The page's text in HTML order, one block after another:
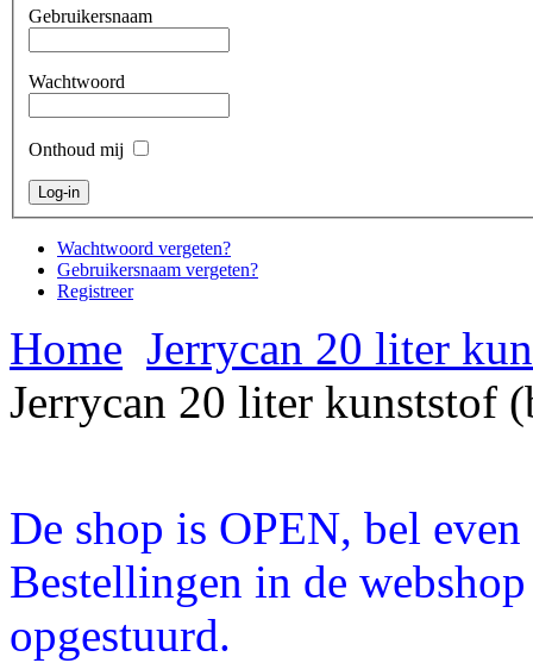
Gebruikersnaam
Wachtwoord
Onthoud mij
Wachtwoord vergeten?
Gebruikersnaam vergeten?
Registreer
Home Jerrycan 20 liter
Jerrycan 20 liter kunststof
De shop is OPEN, bel
Bestellingen in de
opgestuurd.